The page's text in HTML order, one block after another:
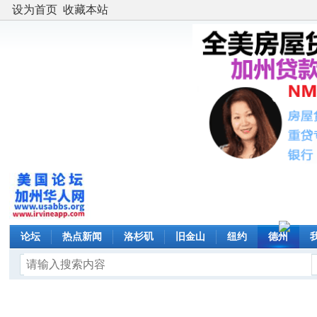
设为首页 收藏本站
论坛 热点新闻 洛杉矶 旧金山 纽约 德州